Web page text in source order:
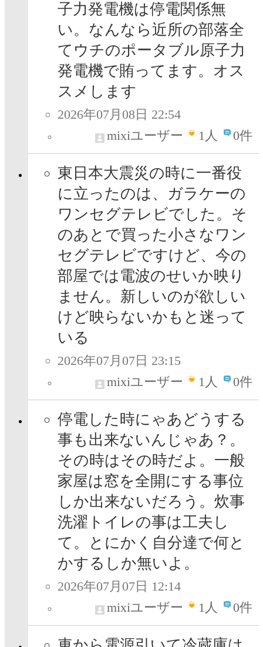
子力発電機は停電関係無
い。なんなら近所の部落全
てウチのポータブル原子力
発電機で賄ってます。オス
スメします
2026年07月08日 22:54
mixiユーザー
1人 0件
東日本大震災の時に一番役
に立ったのは、ガラケーの
ワンセグテレビでした。そ
のあとで買った小さなワン
セグテレビですけど、今の
部屋では電波のせいか映り
ません。新しいのが欲しい
けど映らないかもと迷って
いる
2026年07月07日 23:15
mixiユーザー
1人 0件
停電した時にゃあどうする
事も出来ないんじゃあ？。
その時はその時だよ。一般
家屋は窓を全開にする事位
しか出来ないだろう。炊事
洗濯トイレの事は工夫し
て。とにかく自分達で何と
かするしか無いよ。
2026年07月07日 12:14
mixiユーザー
1人 0件